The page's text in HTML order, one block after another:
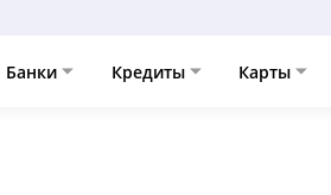
Банки Кредиты Карты